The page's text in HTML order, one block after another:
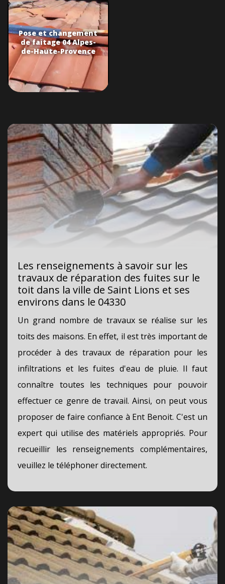
Pose et changement
de faitage 04 Alpes-
de-Haute-Provence
Les renseignements à savoir sur les
travaux de réparation des fuites sur le
toit dans la ville de Saint Lions et ses
environs dans le 04330
Un grand nombre de travaux se réalise sur les
toits des maisons. En effet, il est très important de
procéder à des travaux de réparation pour les
infiltrations et les fuites d'eau de pluie. Il faut
connaître toutes les techniques pour pouvoir
effectuer ce genre de travail. Ainsi, on peut vous
proposer de faire confiance à Ent Benoit. C'est un
expert qui utilise des matériels appropriés. Pour
recueillir les renseignements complémentaires,
veuillez le téléphoner directement.